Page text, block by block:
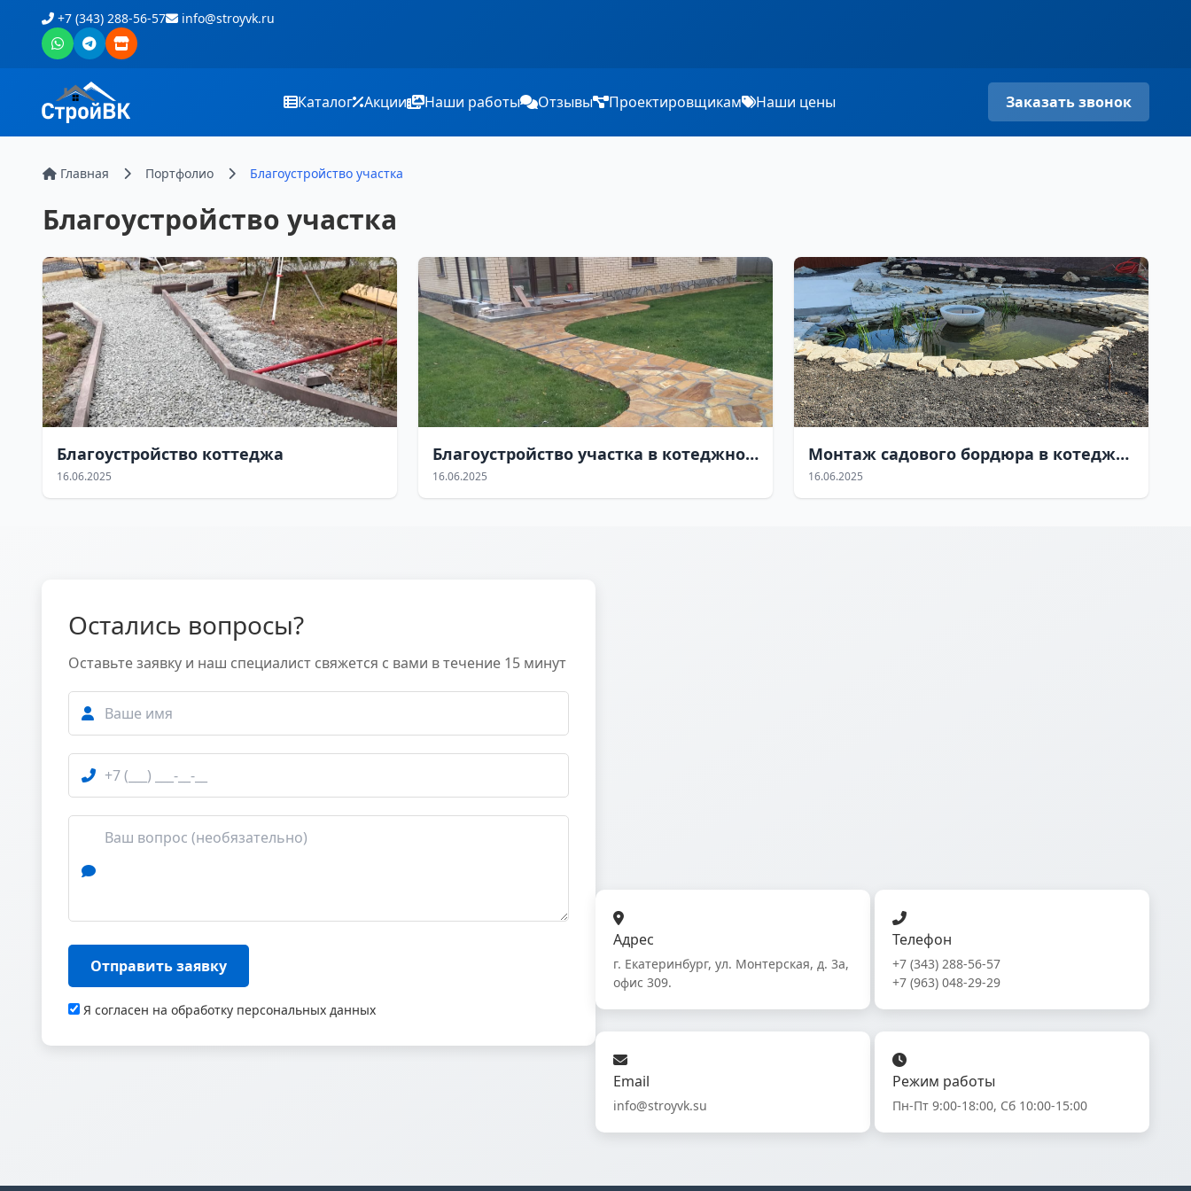
+7 (343) 288-56-57 info@stroyvk.ru
Каталог Акции Наши работы Отзывы Проектировщикам Наши цены Заказать звонок
Главная Портфолио Благоустройство участка
Благоустройство участка
Благоустройство коттеджа
16.06.2025
Благоустройство участка в котеджном поселке
16.06.2025
Монтаж садового бордюра в котеджном поселке
16.06.2025
Остались вопросы?
Оставьте заявку и наш специалист свяжется с вами в течение 15 минут
Отправить заявку
Я согласен на обработку персональных данных
Адрес
г. Екатеринбург, ул. Монтерская, д. 3а,
офис 309.
Телефон
+7 (343) 288-56-57
+7 (963) 048-29-29
Email
info@stroyvk.su
Режим работы
Пн-Пт 9:00-18:00, Сб 10:00-15:00